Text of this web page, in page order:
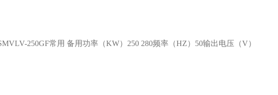
250GF常用 备用功率（KW）250 280频率（HZ）50输出电压（V）